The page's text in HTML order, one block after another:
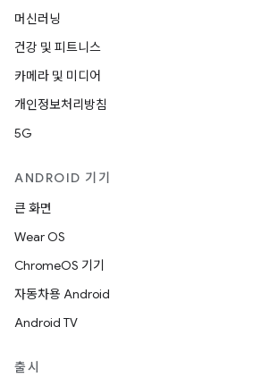
머신러닝
건강 및 피트니스
카메라 및 미디어
개인정보처리방침
5G
ANDROID 기기
큰 화면
Wear OS
ChromeOS 기기
자동차용 Android
Android TV
출시